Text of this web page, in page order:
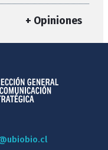
+ Opiniones